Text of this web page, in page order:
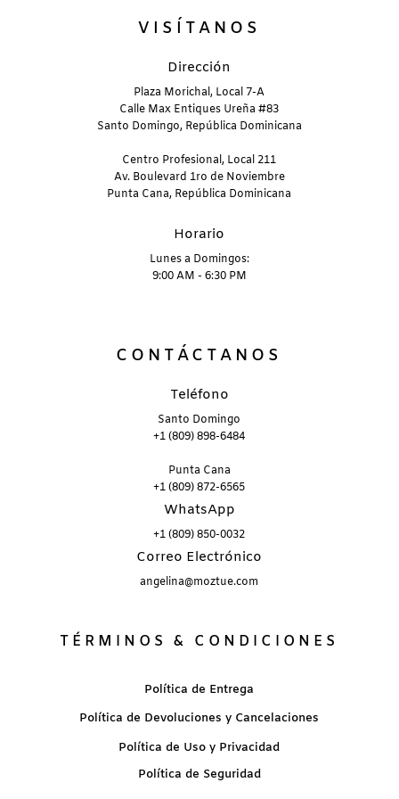
VISÍTANOS
Dirección
Plaza Morichal, Local 7-A
Calle Max Entiques Ureña #83
Santo Domingo, República Dominicana
Centro Profesional, Local 211
Av. Boulevard 1ro de Noviembre
Punta Cana, República Dominicana
Horario
Lunes a Domingos:
9:00 AM - 6:30 PM
CONTÁCTANOS
Teléfono
Santo Domingo
+1 (809) 898-6484
Punta Cana
+1 (809) 872-6565
WhatsApp
+1 (809) 850-0032
Correo Electrónico
angelina@moztue.com
TÉRMINOS & CONDICIONES
Política de Entrega
Política de Devoluciones y Cancelaciones
Política de Uso y Privacidad
Política de Seguridad